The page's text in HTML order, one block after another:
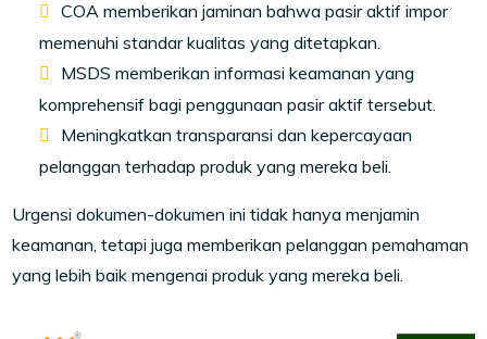
COA memberikan jaminan bahwa pasir aktif impor
memenuhi standar kualitas yang ditetapkan.
MSDS memberikan informasi keamanan yang
komprehensif bagi penggunaan pasir aktif tersebut.
Meningkatkan transparansi dan kepercayaan
pelanggan terhadap produk yang mereka beli.
Urgensi dokumen-dokumen ini tidak hanya menjamin
keamanan, tetapi juga memberikan pelanggan pemahaman
yang lebih baik mengenai produk yang mereka beli.